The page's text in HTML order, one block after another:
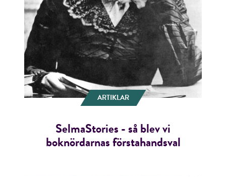
ARTIKLAR
SelmaStories - så blev vi
boknördarnas förstahandsval